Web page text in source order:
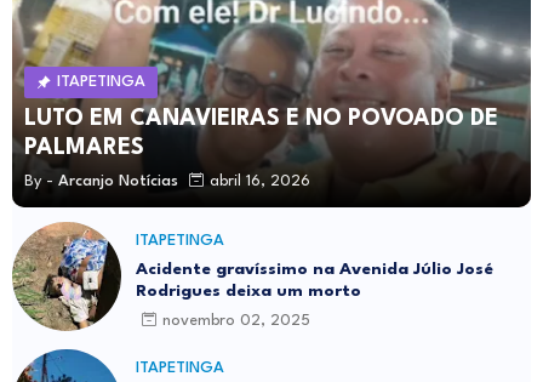
ITAPETINGA
LUTO EM CANAVIEIRAS E NO POVOADO DE
PALMARES
By - Arcanjo Notícias abril 16, 2026
ITAPETINGA
Acidente gravíssimo na Avenida Júlio José
Rodrigues deixa um morto
novembro 02, 2025
ITAPETINGA